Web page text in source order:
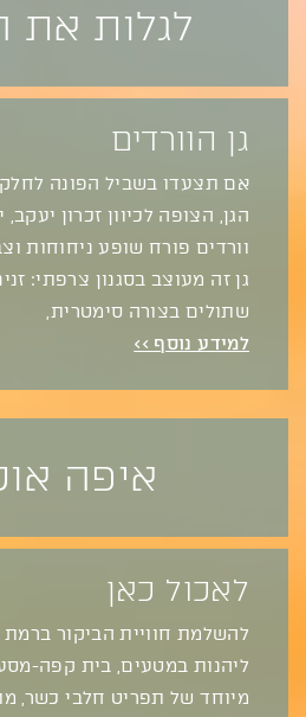
לגלות את
גן הוורדים
אם תצעדו בשביל הפונה
הגן, הצופה לכיוון זכרון
וורדים פורח שופע ניחוחות
גן זה מעוצב בסגנון צרפתי:
שתולים בצורה סימטרית,
למידע נוסף >>
איפה
לאכול כאן
להשלמת חוויית הביקור
ליהנות במטעים, בית קפה-
מיוחד של תפריט חלבי כשר,